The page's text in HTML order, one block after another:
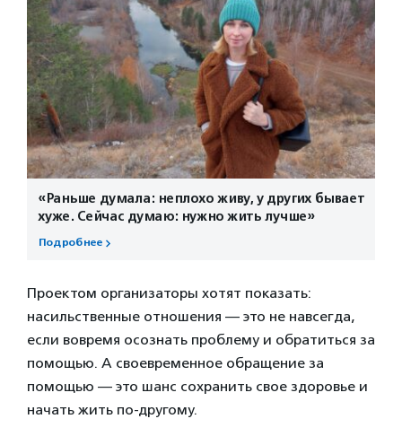
«Раньше думала: неплохо живу, у других бывает
хуже. Сейчас думаю: нужно жить лучше»
Подробнее
Проектом организаторы хотят показать:
насильственные отношения — это не навсегда,
если вовремя осознать проблему и обратиться за
помощью. А своевременное обращение за
помощью — это шанс сохранить свое здоровье и
начать жить по-другому.